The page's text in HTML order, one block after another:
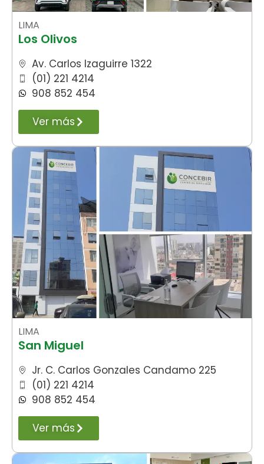
LIMA
Los Olivos
Av. Carlos Izaguirre 1322
(01) 221 4214
908 852 454
Ver más
LIMA
San Miguel
Jr. C. Carlos Gonzales Candamo 225
(01) 221 4214
908 852 454
Ver más